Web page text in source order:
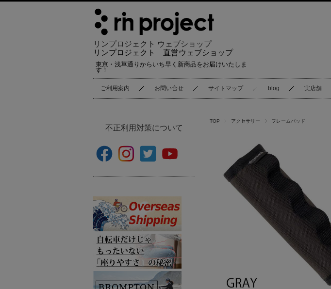
リンプロジェクト ウェブショップ
リンプロジェクト 直営ウェブショップ
東京・浅草通りからいち早く新商品をお届けいたしま
す！
ご利用案内 お問い合せ サイトマップ blog 実店舗
TOP アクセサリー フレームパッド
不正利用対策について